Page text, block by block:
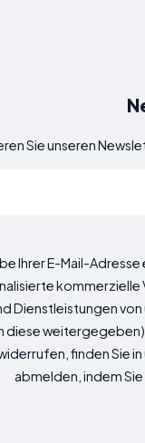
Sie unseren
Ihrer E-Mail-
kommerzielle
Dienstleistungen
diese
finden Sie
abmelden, indem Sie